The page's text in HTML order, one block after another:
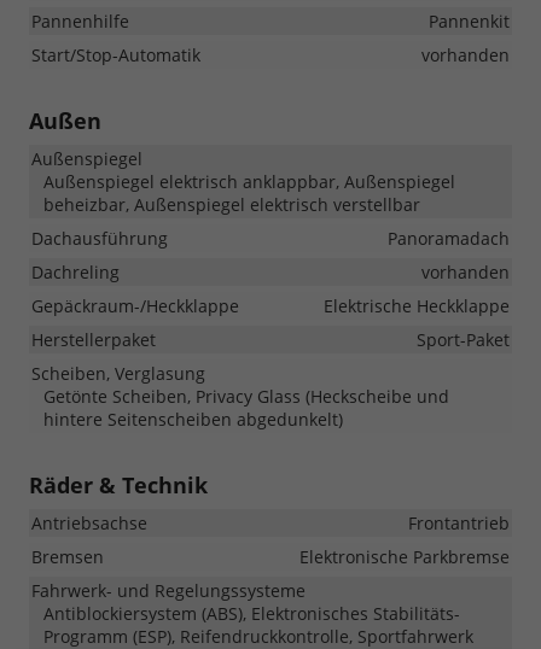
Pannenhilfe
Pannenkit
Start/Stop-Automatik
vorhanden
Außen
Außenspiegel
Außenspiegel elektrisch anklappbar, Außenspiegel
beheizbar, Außenspiegel elektrisch verstellbar
Dachausführung
Panoramadach
Dachreling
vorhanden
Gepäckraum-/Heckklappe
Elektrische Heckklappe
Herstellerpaket
Sport-Paket
Scheiben, Verglasung
Getönte Scheiben, Privacy Glass (Heckscheibe und
hintere Seitenscheiben abgedunkelt)
Räder & Technik
Antriebsachse
Frontantrieb
Bremsen
Elektronische Parkbremse
Fahrwerk- und Regelungssysteme
Antiblockiersystem (ABS), Elektronisches Stabilitäts-
Programm (ESP), Reifendruckkontrolle, Sportfahrwerk